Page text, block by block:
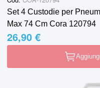
Set 4 Custodie per
Max 74 Cm Cora 120794
26,90 €